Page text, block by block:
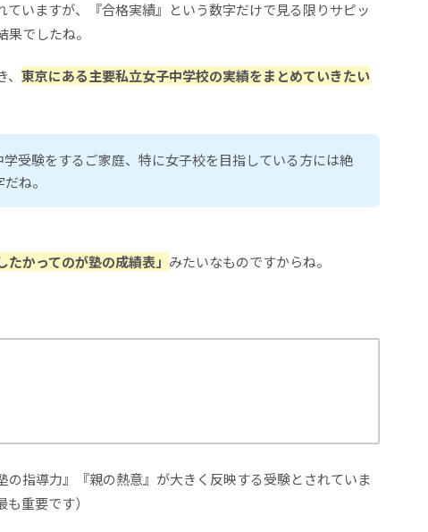
ていますが、『合格実績』という数字だけで見る限りサピッ
でしたね。
東京にある主要私立女子中学校の実績をまとめていきたい
学受験をするご家庭、特に女子校を目指している方には絶
ね。
たかってのが塾の成績表」 みたいなものですからね。
の指導力』『親の熱意』が大きく反映する受験とされていま
重要です）